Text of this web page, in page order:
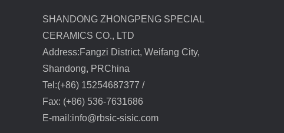
cone/pipe liner
RBSC Buong Cone Sprial
nozzle
1.5 pulgadang nozzle
ng spray
SHANDONG ZHONGPENG SPECIAL
CERAMICS CO., LTD
Address:Fangzi District, Weifang City,
Shandong, PRChina
Tel:(+86) 15254687377 /
Fax: (+86) 536-7631686
E-mail:info@rbsic-sisic.com